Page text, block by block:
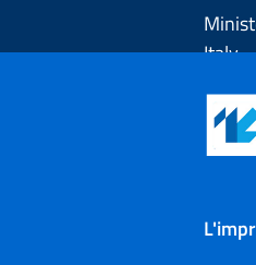
Italy